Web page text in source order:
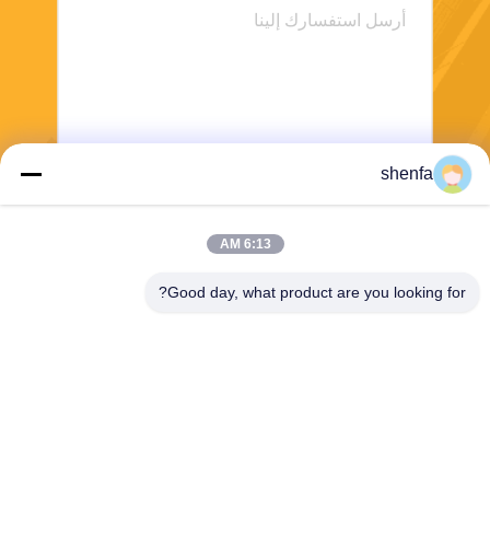
ارسل
shenfa
6:13 AM
Good day, what product are you looking for?